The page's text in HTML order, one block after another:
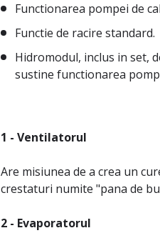
Functionarea pompei de
Functie de racire standard.
Hidromodul, inclus in set,
sustine functionarea
1 - Ventilatorul
Are misiunea de a crea un
crestaturi numite "pana de
2 - Evaporatorul